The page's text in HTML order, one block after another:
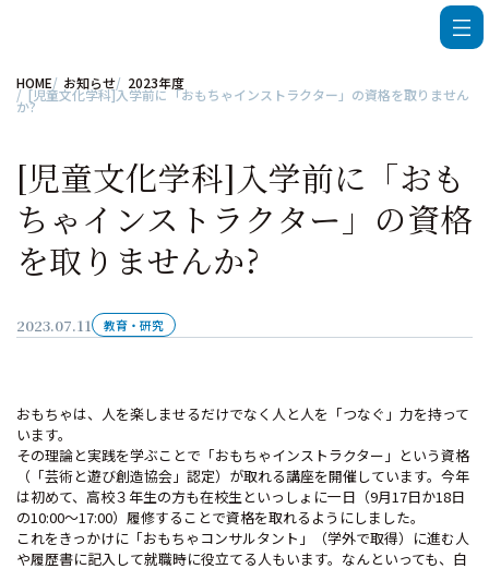
HOME お知らせ 2023年度
[児童文化学科]入学前に「おもちゃインストラクター」の資格を取りません
か?
[児童文化学科]入学前に「おも
ちゃインストラクター」の資格
を取りませんか?
2023.07.11 教育・研究
おもちゃは、人を楽しませるだけでなく人と人を「つなぐ」力を持って
います。
その理論と実践を学ぶことで「おもちゃインストラクター」という資格
（「芸術と遊び創造協会」認定）が取れる講座を開催しています。今年
は初めて、高校３年生の方も在校生といっしょに一日（9月17日か18日
の10:00～17:00）履修することで資格を取れるようにしました。
これをきっかけに「おもちゃコンサルタント」（学外で取得）に進む人
や履歴書に記入して就職時に役立てる人もいます。なんといっても、白